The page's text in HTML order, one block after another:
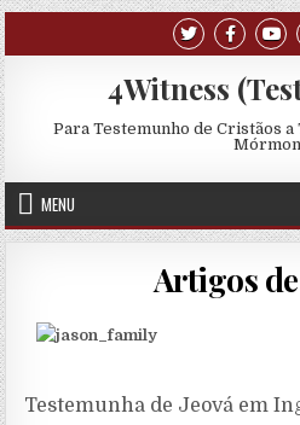
Skip to content
4Witness
Para Testemunho de Cristãos a
MENU
Artigos
Testemunha de Jeová em